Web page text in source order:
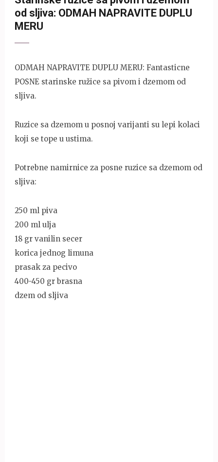
od sljiva: ODMAH NAPRAVITE DUPLU
MERU
ODMAH NAPRAVITE DUPLU MERU: Fantasticne
POSNE starinske ružice sa pivom i dzemom od
sljiva.
Ruzice sa dzemom u posnoj varijanti su lepi kolaci
koji se tope u ustima.
Potrebne namirnice za posne ruzice sa dzemom od
sljiva:
250 ml piva
200 ml ulja
18 gr vanilin secer
korica jednog limuna
prasak za pecivo
400-450 gr brasna
dzem od sljiva